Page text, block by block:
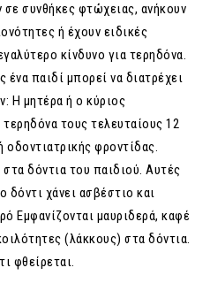
συνθήκες φτώχειας, ανήκουν
ή έχουν ειδικές
κίνδυνο για τερηδόνα.
παιδί μπορεί να διατρέχει
Η μητέρα ή ο κύριος
τους τελευταίους 12
οδοντιατρικής φροντίδας.
στα δόντια του παιδιού. Αυτές
δόντι χάνει ασβέστιο και
Εμφανίζονται μαυριδερά, καφέ
(λάκκους) στα δόντια.
φθείρεται.